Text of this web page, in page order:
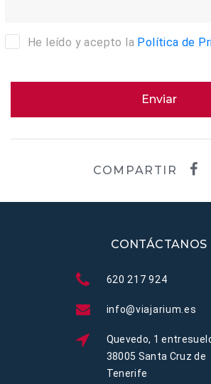
He leído y acepto la Política de
Enviar
COMPARTIR
CONTÁCTANOS
620 217 924
info@viajarium.es
Quevedo, 1
38005 Santa Cruz de
Tenerife